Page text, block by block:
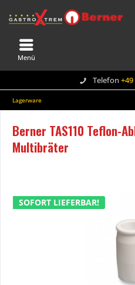
Telefon +49
Menü
Lagerware
Berner TAS110 Teflon-
Multibräter
SOFORT LIEFERBAR!